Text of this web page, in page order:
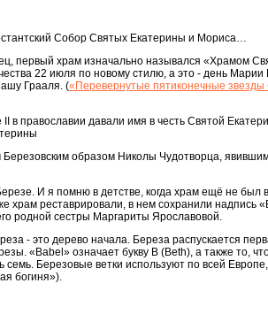
Собор Святых Екатерины и Мориса…
первый храм изначально назывался «Храмом
22 июля по новому стилю, а это - день
Грааля. («Перевернутые пятиконечные звезды
в православии давали имя в честь Святой
образом Николы Чудотворца,
И я помню в детстве, когда храм ещё не был
храм реставрировали, в нем сохранили надпись
родной сестры Маргариты Ярославовой.
- это дерево начала. Береза распускается
«Babel» означает букву В (Beth), а также то,
Березовые ветки используют по всей
богиня»).